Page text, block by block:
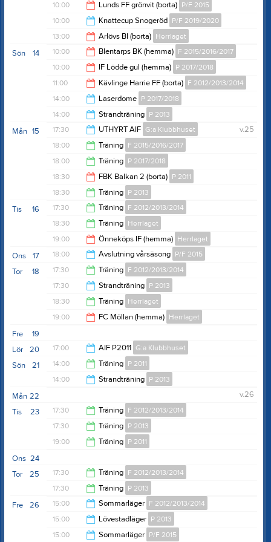
20:00
23:55
10:00 Lunds FF grönvit (borta) P/F 2015
12:00
10:00 Knattecup Snogeröd P/F 2019/2020
14:00
13:00 Arlövs BI (borta) Herrlaget
15:00
14
Sön 10:00 Blentarps BK (hemma) F 2015/2016/2017
12:00
10:00 IF Lödde gul (hemma) P 2017/2018
12:00
11:00 Kävlinge Harrie FF (borta) F 2012/2013/2014
13:00
14:00 Laserdome P 2017/2018
15:30
14:00 Strandträning P 2013
15:30
15
Mån v.25
17:30 UTHYRT AIF G:a Klubbhuset
20:00
18:00 Träning F 2015/2016/2017
19:15
18:00 Träning P 2017/2018
19:15
18:30 FBK Balkan 2 (borta) P 2011
20:30
18:30 Träning P 2013
20:30
16
Tis 17:30 Träning F 2012/2013/2014
19:00
18:30 Träning Herrlaget
20:00
19:00 Önneköps IF (hemma) Herrlaget
21:00
17
Ons 18:00 Avslutning vårsäsong P/F 2015
19:15
18
Tor 17:30 Träning F 2012/2013/2014
19:00
17:30 Strandträning P 2013
19:00
18:30 Träning Herrlaget
19:00 FC Möllan (hemma) Herrlaget
21:00
19
Fre
20
Lör 17:00 AIF P2011 G:a Klubbhuset
23:55
21
Sön 14:00 Träning P 2011
14:00 Strandträning P 2013
15:30
22
Mån
v.26
23
Tis 17:30 Träning F 2012/2013/2014
19:00
17:30 Träning P 2013
19:00 Träning P 2011
20:30
24
Ons
25
Tor 17:30 Träning F 2012/2013/2014
19:00
17:30 Träning P 2013
19:00
26
Fre 15:00 Sommarläger F 2012/2013/2014
00:00
15:00 Lövestadläger P 2013
15:00 Sommarläger P/F 2015